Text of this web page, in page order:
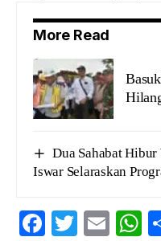
More Read
Dua Sahabat
Iswar Selaraskan
Twitter